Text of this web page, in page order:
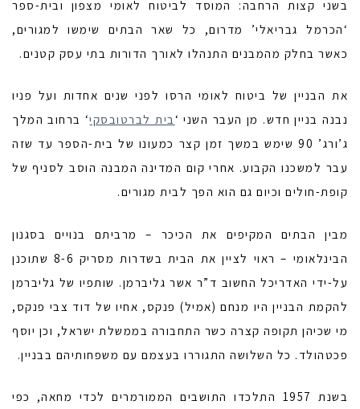
בשני קצות הרחבה: המוסד לביטוח לאומי מצפון ובית-ספר
‘הכרמל גבריאלי’ מדרום, כל שאר הבתים שימשו למגורים,
כאשר בחלק מהמבנים התנהלו לאורך הדורות בתי עסק קטנים.
את הבניין של ביטוח לאומי הרסו לפני שנים אחדות ועל פניו
נבנה בניין חדש. מן העבר השני ‘בית לברטובסקי‘ ברחוב המלך
ג’ורג’ 90 שימש במשך זמן קצר כמעונו של בית-הספר עד שזה
עבר למשכנו הקבוע. אחרי קום המדינה המבנה הוסב לסניף של
קופת-חולים וכיום גם הוא הפך לבית מגורים.
מבין הבתים המקיפים את הכיכר – מרביתם בנויים בסגנון
הבינלאומי – ראוי לציין את הבית בשדרות מסריק 8-6 שתוכנן
על-ידי האדריכל החשוב ד”ר אשר גליברמן. שותפיו של גליברמן
להקמת הבניין היו מנחם (אמיל) פנקס, אחיו של דוד צבי פנקס,
מי שכיהן תקופה קצרה כשר התחבורה בממשלת ישראל, וכן יוסף
פכטהולד. כל השלושה התגוררו בעצמם עם משפחותיהם בבניין.
בשנת 1957 התלכדו התושבים הממורמרים לכדי מחאה, כפי